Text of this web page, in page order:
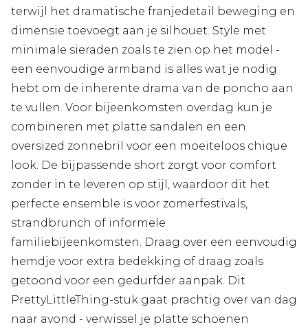
terwijl het dramatische franjedetail beweging en
dimensie toevoegt aan je silhouet. Style met
minimale sieraden zoals te zien op het model -
een eenvoudige armband is alles wat je nodig
hebt om de inherente drama van de poncho aan
te vullen. Voor bijeenkomsten overdag kun je
combineren met platte sandalen en een
oversized zonnebril voor een moeiteloos chique
look. De bijpassende short zorgt voor comfort
zonder in te leveren op stijl, waardoor dit het
perfecte ensemble is voor zomerfestivals,
strandbrunch of informele
familiebijeenkomsten. Draag over een eenvoudig
hemdje voor extra bedekking of draag zoals
getoond voor een gedurfder aanpak. Dit
PrettyLittleThing-stuk gaat prachtig over van dag
naar avond - verwissel je platte schoenen